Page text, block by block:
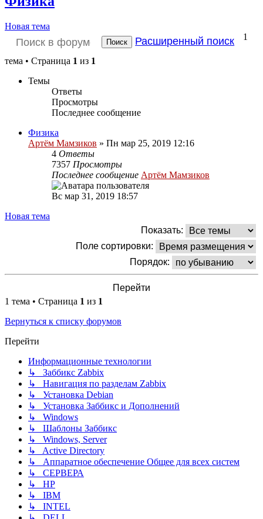
Новая тема
Поиск Расширенный поиск 1
тема • Страница 1 из 1
Темы
Ответы
Просмотры
Последнее сообщение
Физика
Артём Мамзиков » Пн мар 25, 2019 12:16
4 Ответы
7357 Просмотры
Последнее сообщение Артём Мамзиков
Вс мар 31, 2019 18:57
Новая тема
Показать:
Поле сортировки:
Порядок:
1 тема • Страница 1 из 1
Вернуться к списку форумов
Перейти
Информационные технологии
↳ Заббикс Zabbix
↳ Навигация по разделам Zabbix
↳ Установка Debian
↳ Установка Заббикс и Дополнений
↳ Windows
↳ Шаблоны Заббикс
↳ Windows, Server
↳ Active Directory
↳ Аппаратное обеспечение Общее для всех систем
↳ СЕРВЕРА
↳ HP
↳ IBM
↳ INTEL